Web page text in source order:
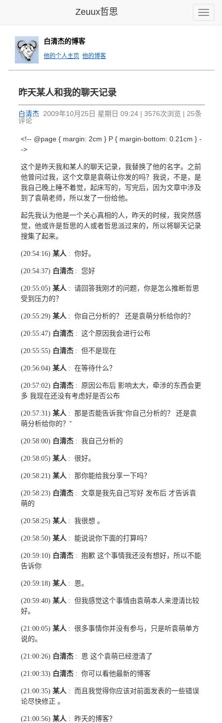
Toggle
Zeuux哲思
白清杰的博客
他的个人主页 他的博客
昨天某人和我的聊天记录
白清杰 2009年10月25日 星期日 09:24 | 3576次浏览 | 25条
评论
<!-- @page { margin: 2cm } P { margin-bottom: 0.21cm } -
->
这个是昨天我和某人的聊天记录，我替换了他的名字。之前
他曾问过我，这个文章是袁萌让你发的吗？我说，不是，是
我自己晚上睡不着觉，起床写的，写完后，因为文章中涉及
到了袁萌老师，所以发了一份给他。
起先我认为他是一个关心真相的人，昨天的时候，我突然感
觉，他或许是哲思的人或者哲思派过来的，所以将聊天记录
搜集了起来。
(20:54:16) 某人 : 你好。
(20:54:37) 白清杰 : 您好
(20:55:05) 某人 : 请回答我刚才的问题，你是怎么推断哲思
受到压力的？
(20:55:29) 某人 : 你自己分析的？ 还是袁萌分析给你的？
(20:55:47) 白清杰 : 这个原因我会进行公布
(20:55:55) 白清杰 : 但不是现在
(20:56:04) 某人 : 在等待什么？
(20:57:02) 白清杰 : 原因公布后 影响太大，牵涉的东西会更
多 我现在还没有考虑好是否公布
(20:57:31) 某人 : 那是否能告诉我“你自己分析的？ 还是袁
萌分析给你的？”
(20:58:00) 白清杰 : 我自己分析的
(20:58:05) 某人 : 很好。
(20:58:21) 某人 : 那你能给我分享一下吗？
(20:58:23) 白清杰 : 文章是我先自己写好 发布后 才告诉袁
萌的
(20:58:25) 某人 : 我很想 。
(20:58:50) 某人 : 能说说你下面的打算吗？
(20:59:10) 白清杰 : 抱歉 这个事情我还没有想好，所以不能
告诉你
(20:59:18) 某人 : 恩。
(20:59:40) 某人 : 但我感觉这个事情由袁萌本人来澄清比较
好。
(21:00:05) 某人 : 很多事情你并没有参与，只是听袁萌单方
说的。
(21:00:26) 白清杰 : 恩 这个袁萌已经澄清了
(21:00:33) 白清杰 : 你可以看他最新的博客
(21:00:35) 某人 : 而且我觉得你应该对前面发表的一些错误
论尽快修正 。
(21:00:56) 某人 : 昨天的博客？